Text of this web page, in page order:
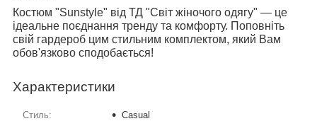
Костюм "Sunstyle" від ТД "Світ жіночого одягу" — це
ідеальне поєднання тренду та комфорту. Поповніть
свій гардероб цим стильним комплектом, який Вам
обов'язково сподобається!
Характеристики
Стиль:
Casual